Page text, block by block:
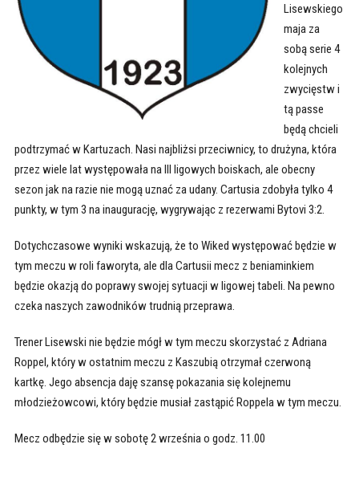
Lisewskiego
maja za
sobą serie 4
kolejnych
zwycięstw i
tą passe
będą chcieli
podtrzymać w Kartuzach. Nasi najbliżsi przeciwnicy, to drużyna, która
przez wiele lat występowała na III ligowych boiskach, ale obecny
sezon jak na razie nie mogą uznać za udany. Cartusia zdobyła tylko 4
punkty, w tym 3 na inaugurację, wygrywając z rezerwami Bytovi 3:2.
Dotychczasowe wyniki wskazują, że to Wiked występować będzie w
tym meczu w roli faworyta, ale dla Cartusii mecz z beniaminkiem
będzie okazją do poprawy swojej sytuacji w ligowej tabeli. Na pewno
czeka naszych zawodników trudnią przeprawa.
Trener Lisewski nie będzie mógł w tym meczu skorzystać z Adriana
Roppel, który w ostatnim meczu z Kaszubią otrzymał czerwoną
kartkę. Jego absencja daję szansę pokazania się kolejnemu
młodzieżowcowi, który będzie musiał zastąpić Roppela w tym meczu.
Mecz odbędzie się w sobotę 2 września o godz. 11.00